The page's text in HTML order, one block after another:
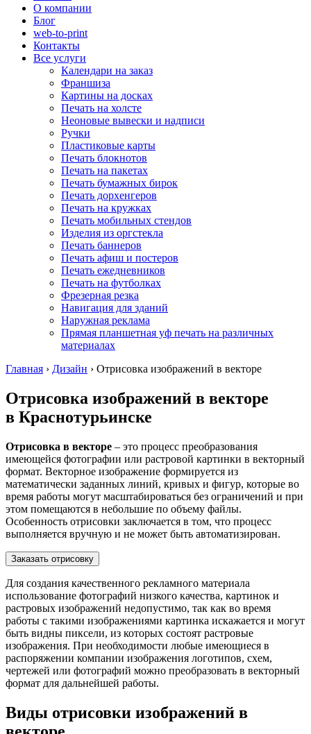
О компании
Блог
web-to-print
Контакты
Все услуги
Календари на заказ
Франшиза
Картины на досках
Печать на холсте
Неоновые вывески и надписи
Ручки
Пластиковые карты
Печать блокнотов
Печать на пакетах
Печать бумажных бирок
Печать дорхенгеров
Печать на кружках
Печать мобильных стендов
Изделия из оргстекла
Печать баннеров
Печать афиш и постеров
Печать ежедневников
Печать на футболках
Фрезерная резка
Навигация для зданий
Наружная реклама
Прямая планшетная уф печать на различных
материалах
Главная › Дизайн › Отрисовка изображений в векторе
Отрисовка изображений в векторе
в Краснотурьинске
Отрисовка в векторе – это процесс преобразования
имеющейся фотографии или растровой картинки в векторный
формат. Векторное изображение формируется из
математически заданных линий, кривых и фигур, которые во
время работы могут масштабироваться без ограничений и при
этом помещаются в небольшие по объему файлы.
Особенность отрисовки заключается в том, что процесс
выполняется вручную и не может быть автоматизирован.
Заказать отрисовку
Для создания качественного рекламного материала
использование фотографий низкого качества, картинок и
растровых изображений недопустимо, так как во время
работы с такими изображениями картинка искажается и могут
быть видны пиксели, из которых состоят растровые
изображения. При необходимости любые имеющиеся в
распоряжении компании изображения логотипов, схем,
чертежей или фотографий можно преобразовать в векторный
формат для дальнейшей работы.
Виды отрисовки изображений в